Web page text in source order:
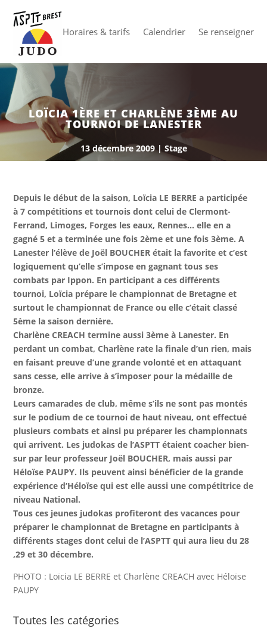
Horaires & tarifs Calendrier Se renseigner
LOÏCIA 1ÈRE ET CHARLÈNE 3ÈME AU
TOURNOI DE LANESTER
13 décembre 2009| Stage
Depuis le début de la saison, Loïcia LE BERRE a participée
à 7 compétitions et tournois dont celui de Clermont-
Ferrand, Limoges, Forges les eaux, Rennes… elle en a
gagné 5 et a terminée une fois 2ème et une fois 3ème. A
Lanester l’élève de Joël BOUCHER était la favorite et c’est
logiquement qu’elle s’impose en gagnant tous ses
combats par Ippon. En participant a ces différents
tournoi, Loïcia prépare le championnat de Bretagne et
surtout le championnat de France ou elle c’était classé
5ème la saison dernière.
Charlène CREACH termine aussi 3ème à Lanester. En
perdant un combat, Charlène rate la finale d’un rien, mais
en faisant preuve d’une grande volonté et en attaquant
sans cesse, elle arrive à s’imposer pour la médaille de
bronze.
Leurs camarades de club, même s’ils ne sont pas montés
sur le podium de ce tournoi de haut niveau, ont effectué
plusieurs combats et ainsi pu préparer les championnats
qui arrivent. Les judokas de l’ASPTT étaient coacher bien-
sur par leur professeur Joël BOUCHER, mais aussi par
Héloïse PAUPY. Ils peuvent ainsi bénéficier de la grande
expérience d’Héloïse qui est elle aussi une compétitrice de
niveau National.
Tous ces jeunes judokas profiteront des vacances pour
préparer le championnat de Bretagne en participants à
différents stages dont celui de l’ASPTT qui aura lieu du 28
,29 et 30 décembre.
PHOTO : Loïcia LE BERRE et Charlène CREACH avec Héloïse
PAUPY
Toutes les catégories